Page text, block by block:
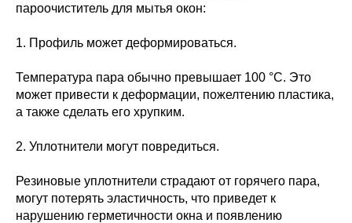
пароочиститель для мытья окон:
1. Профиль может деформироваться.
Температура пара обычно превышает 100 °C. Это
может привести к деформации, пожелтению пластика,
а также сделать его хрупким.
2. Уплотнители могут повредиться.
Резиновые уплотнители страдают от горячего пара,
могут потерять эластичность, что приведет к
нарушению герметичности окна и появлению